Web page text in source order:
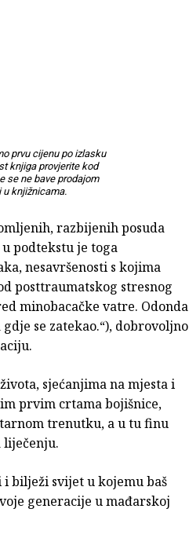
prvu cijenu po izlasku
knjiga provjerite kod
se ne bave prodajom
u knjižnicama.
razbijenih posuda
podtekstu je toga
nesavršenosti s kojima
posttraumatskog stresnog
minobacačke vatre. Odonda
se zatekao.“), dobrovoljno
sjećanjima na mjesta i
prvim crtama bojišnice,
trenutku, a u tu finu
liječenju.
i bilježi svijet u kojemu baš
generacije u mađarskoj